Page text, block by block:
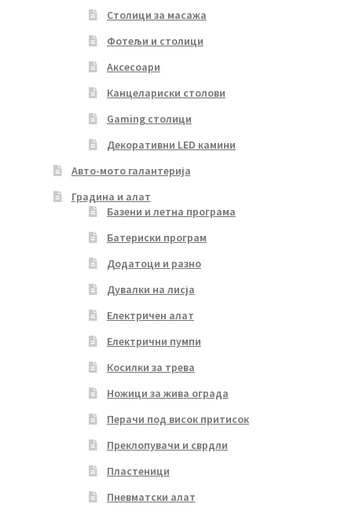
Столици за масажа
Фотељи и столици
Аксесоари
Канцелариски столови
Gaming столици
Декоративни LED камини
Авто-мото галантерија
Градина и алат
Базени и летна програма
Батериски програм
Додатоци и разно
Дувалки на лисја
Електричен алат
Електрични пумпи
Косилки за трева
Ножици за жива ограда
Перачи под висок притисок
Преклопувачи и сврдли
Пластеници
Пневматски алат